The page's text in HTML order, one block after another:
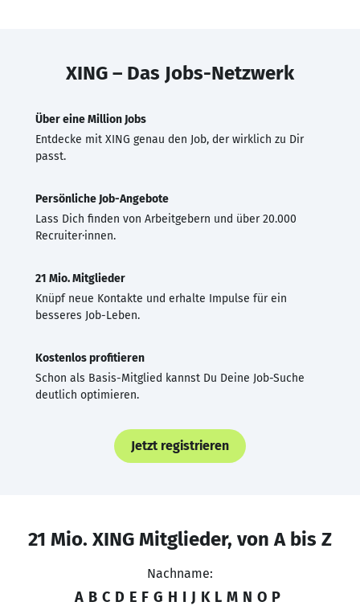
XING – Das Jobs-Netzwerk
Über eine Million Jobs
Entdecke mit XING genau den Job, der wirklich zu Dir
passt.
Persönliche Job-Angebote
Lass Dich finden von Arbeitgebern und über 20.000
Recruiter·innen.
21 Mio. Mitglieder
Knüpf neue Kontakte und erhalte Impulse für ein
besseres Job-Leben.
Kostenlos profitieren
Schon als Basis-Mitglied kannst Du Deine Job-Suche
deutlich optimieren.
Jetzt registrieren
21 Mio. XING Mitglieder, von A bis Z
Nachname:
A B C D E F G H I J K L M N O P